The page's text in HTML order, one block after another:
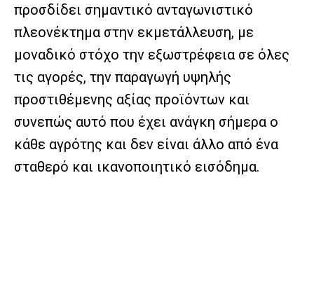
προσδίδει σημαντικό ανταγωνιστικό
πλεονέκτημα στην εκμετάλλευση, με
μοναδικό στόχο την εξωστρέφεια σε όλες
τις αγορές, την παραγωγή υψηλής
προστιθέμενης αξίας προϊόντων και
συνεπώς αυτό που έχει ανάγκη σήμερα ο
κάθε αγρότης και δεν είναι άλλο από ένα
σταθερό και ικανοποιητικό εισόδημα.